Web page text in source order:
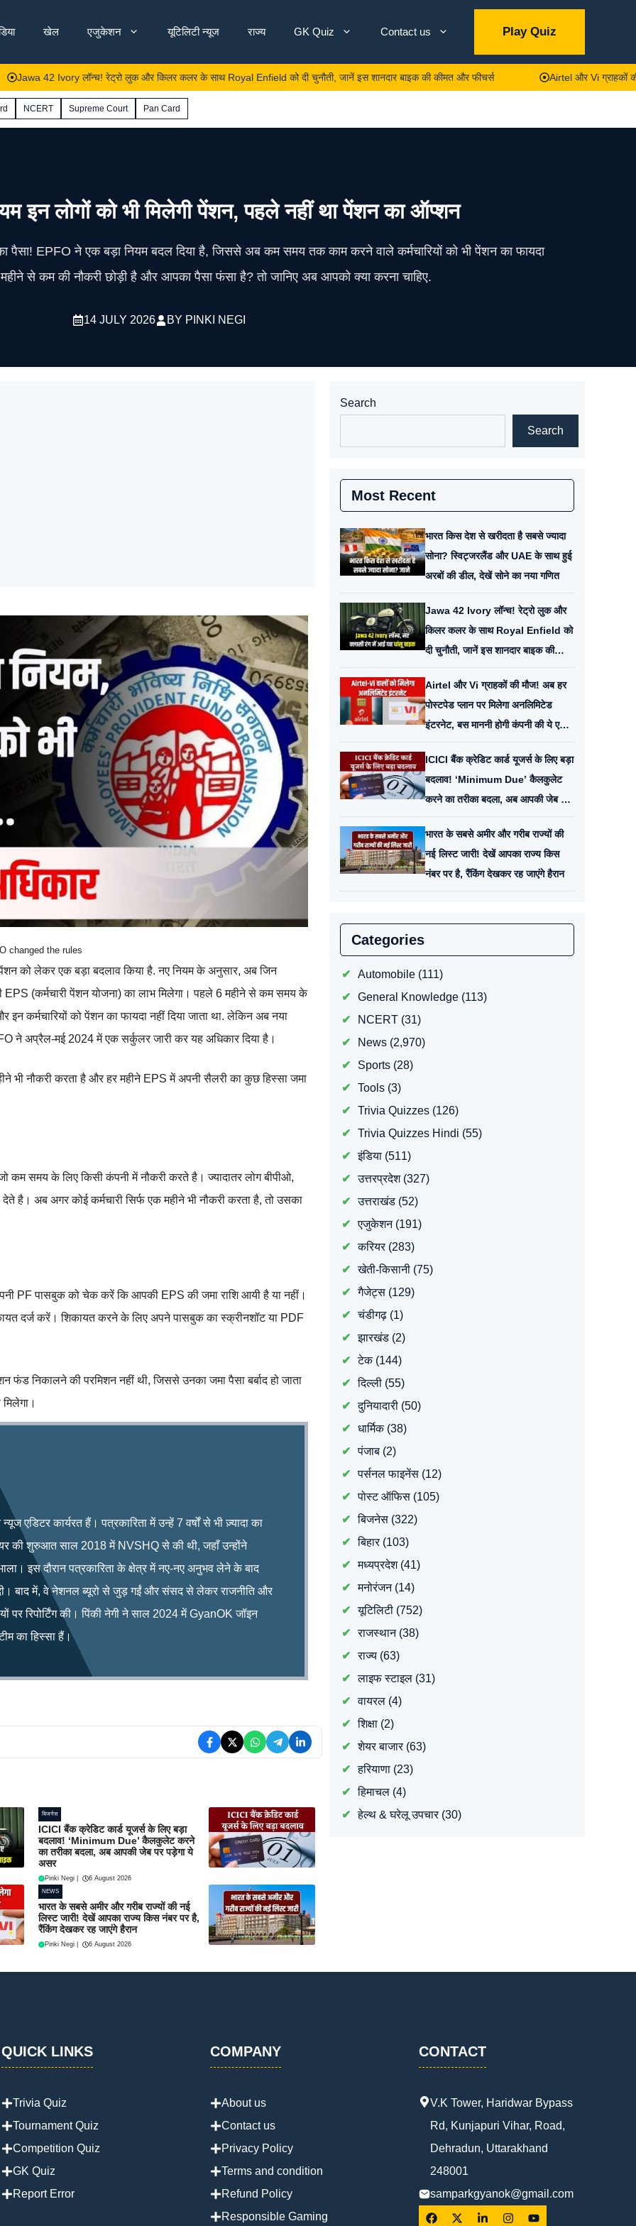
खेल एजुकेशन यूटिलिटी न्यूज राज्य GK Quiz Contact us Play Quiz
42 Ivory लॉन्च! रेट्रो लुक और किलर कलर के साथ Royal Enfield को दी चुनौती, जानें इस शानदार बाइक की कीमत और फीचर्स Airtel और Vi ग्राहकों की मौज!
NCERT Supreme Court Pan Card
इन लोगों को भी मिलेगी पेंशन, पहले नहीं था पेंशन का ऑप्शन
पैसा! EPFO ने एक बड़ा नियम बदल दिया है, जिससे अब कम समय तक काम करने वाले कर्मचारियों को भी पेंशन का फायदा
से कम की नौकरी छोड़ी है और आपका पैसा फंसा है? तो जानिए अब आपको क्या करना चाहिए.
14 JULY 2026 BY PINKI NEGI
changed the rules
पेंशन को लेकर एक बड़ा बदलाव किया है. नए नियम के अनुसार, अब जिन
EPS (कर्मचारी पेंशन योजना) का लाभ मिलेगा। पहले 6 महीने से कम समय के
इन कर्मचारियों को पेंशन का फायदा नहीं दिया जाता था. लेकिन अब नया
ने अप्रैल-मई 2024 में एक सर्कुलर जारी कर यह अधिकार दिया है।
भी नौकरी करता है और हर महीने EPS में अपनी सैलरी का कुछ हिस्सा जमा
कम समय के लिए किसी कंपनी में नौकरी करते है। ज्यादातर लोग बीपीओ,
है। अब अगर कोई कर्मचारी सिर्फ एक महीने भी नौकरी करता है, तो उसका
PF पासबुक को चेक करें कि आपकी EPS की जमा राशि आयी है या नहीं।
दर्ज करें। शिकायत करने के लिए अपने पासबुक का स्क्रीनशॉट या PDF
निकालने की परमिशन नहीं थी, जिससे उनका जमा पैसा बर्बाद हो जाता
एडिटर कार्यरत हैं। पत्रकारिता में उन्हें 7 वर्षों से भी ज़्यादा का
की शुरुआत साल 2018 में NVSHQ से की थी, जहाँ उन्होंने
इस दौरान पत्रकारिता के क्षेत्र में नए-नए अनुभव लेने के बाद
बाद में, वे नेशनल ब्यूरो से जुड़ गईं और संसद से लेकर राजनीति और
पर रिपोर्टिंग की। पिंकी नेगी ने साल 2024 में GyanOK जॉइन
का हिस्सा हैं।
बिजनेस
ICICI बैंक क्रेडिट कार्ड यूजर्स के लिए बड़ा
बदलाव! ‘Minimum Due’ कैलकुलेट करने
का तरीका बदला, अब आपकी जेब पर पड़ेगा ये
असर
Pinki Negi 6 August 2026
NEWS
भारत के सबसे अमीर और गरीब राज्यों की नई
लिस्ट जारी! देखें आपका राज्य किस नंबर पर है,
रैंकिंग देखकर रह जाएंगे हैरान
Pinki Negi 6 August 2026
Search
Search
Most Recent
भारत किस देश से खरीदता है सबसे ज्यादा
सोना? स्विट्जरलैंड और UAE के साथ हुई
अरबों की डील, देखें सोने का नया गणित
Jawa 42 Ivory लॉन्च! रेट्रो लुक और
किलर कलर के साथ Royal Enfield को
दी चुनौती, जानें इस शानदार बाइक की
कीमत और फीचर्स
Airtel और Vi ग्राहकों की मौज! अब हर
पोस्टपेड प्लान पर मिलेगा अनलिमिटेड
इंटरनेट, बस माननी होगी कंपनी की ये एक
छोटी शर्त
ICICI बैंक क्रेडिट कार्ड यूजर्स के लिए बड़ा
बदलाव! ‘Minimum Due’ कैलकुलेट
करने का तरीका बदला, अब आपकी जेब पर
पड़ेगा ये असर
भारत के सबसे अमीर और गरीब राज्यों की
नई लिस्ट जारी! देखें आपका राज्य किस
नंबर पर है, रैंकिंग देखकर रह जाएंगे हैरान
Categories
Automobile(111)
General Knowledge(113)
NCERT(31)
News(2,970)
Sports(28)
Tools(3)
Trivia Quizzes(126)
Trivia Quizzes Hindi (55)
इंडिया(511)
उत्तरप्रदेश(327)
उत्तराखंड(52)
एजुकेशन(191)
करियर(283)
खेती-किसानी(75)
गैजेट्स(129)
चंडीगढ़(1)
झारखंड(2)
टेक(144)
दिल्ली(55)
दुनियादारी(50)
धार्मिक(38)
पंजाब(2)
पर्सनल फाइनेंस(12)
पोस्ट ऑफिस(105)
बिजनेस(322)
बिहार(103)
मध्यप्रदेश(41)
मनोरंजन(14)
यूटिलिटी(752)
राजस्थान(38)
राज्य(63)
लाइफ स्टाइल(31)
वायरल(4)
शिक्षा(2)
शेयर बाजार(63)
हरियाणा(23)
हिमाचल(4)
हेल्थ & घरेलू उपचार(30)
QUICK LINKS
Trivia Quiz
Tournament Quiz
Competition Quiz
GK Quiz
Report Error
COMPANY
About us
Contact us
Privacy Policy
Terms and condition
Refund Policy
Responsible Gaming
CONTACT
V.K Tower, Haridwar Bypass
Rd, Kunjapuri Vihar, Road,
Dehradun, Uttarakhand
248001
samparkgyanok@gmail.com